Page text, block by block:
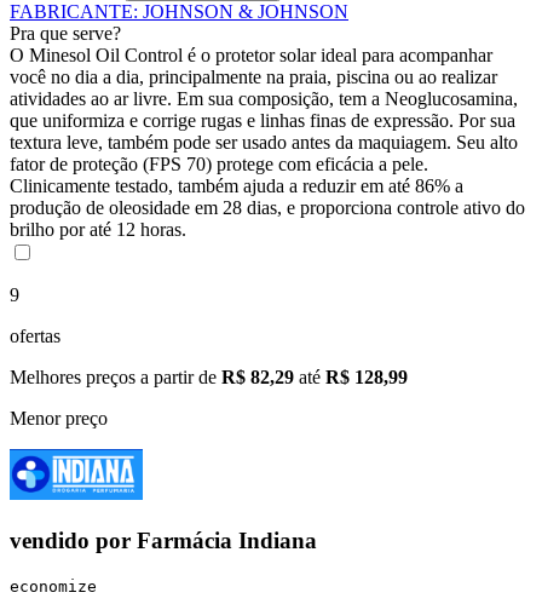
FABRICANTE: JOHNSON & JOHNSON
Pra que serve?
O Minesol Oil Control é o protetor solar ideal para acompanhar
você no dia a dia, principalmente na praia, piscina ou ao realizar
atividades ao ar livre. Em sua composição, tem a Neoglucosamina,
que uniformiza e corrige rugas e linhas finas de expressão. Por sua
textura leve, também pode ser usado antes da maquiagem. Seu alto
fator de proteção (FPS 70) protege com eficácia a pele.
Clinicamente testado, também ajuda a reduzir em até 86% a
produção de oleosidade em 28 dias, e proporciona controle ativo do
brilho por até 12 horas.
9
ofertas
Melhores preços a partir de R$ 82,29 até R$ 128,99
Menor preço
vendido por Farmácia Indiana
economize